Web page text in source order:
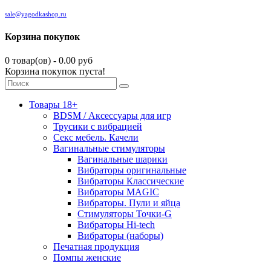
sale@yagodkashop.ru
Корзина покупок
0 товар(ов) - 0.00 руб
Корзина покупок пуста!
Товары 18+
BDSM / Аксессуары для игр
Трусики с вибрацией
Секс мебель. Качели
Вагинальные стимуляторы
Вагинальные шарики
Вибраторы оригинальные
Вибраторы Классические
Вибраторы MAGIC
Вибраторы. Пули и яйца
Стимуляторы Точки-G
Вибраторы Hi-tech
Вибраторы (наборы)
Печатная продукция
Помпы женские